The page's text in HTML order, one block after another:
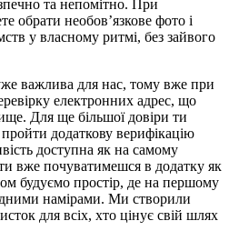
та непомітно. При
обрати необов’язкове фото і
у власному ритмі, без зайвого
важлива для нас, тому вже при
електронних адрес, що
Для ще більшої довіри ти
додаткову верифікацію
доступна як на самому
вже почуватимешся в додатку як
будуємо простір, де на першому
намірами. Ми створили
для всіх, хто цінує свій шлях